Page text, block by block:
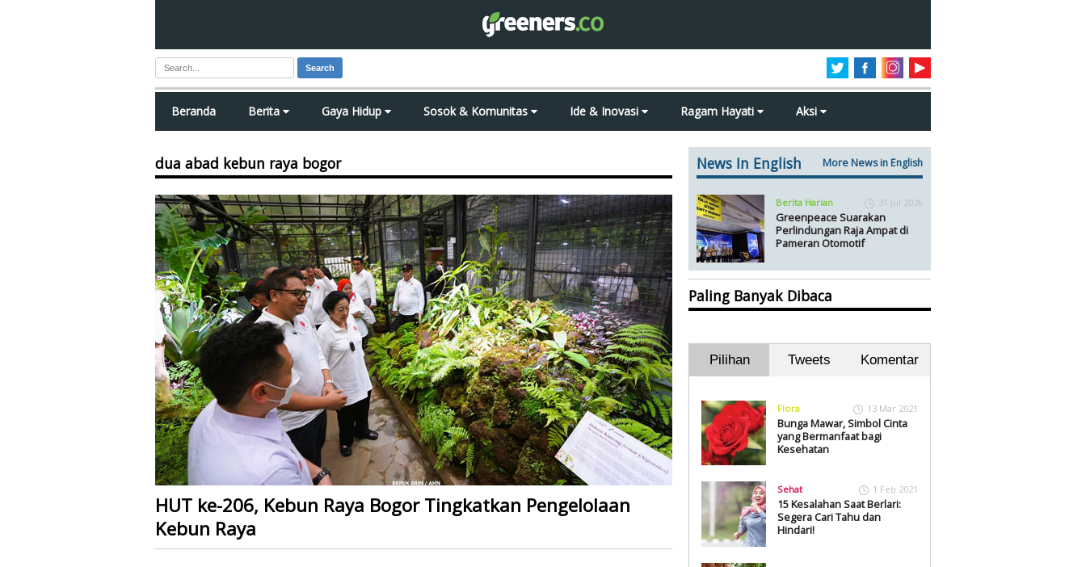
Search
Beranda Berita Gaya Hidup Sosok & Komunitas Ide & Inovasi Ragam Hayati Aksi
dua abad kebun raya bogor
HUT ke-206, Kebun Raya Bogor Tingkatkan Pengelolaan
Kebun Raya
News In English More News in English
Berita Harian 31 Jul 2026
Greenpeace Suarakan
Perlindungan Raja Ampat di
Pameran Otomotif
Paling Banyak Dibaca
Pilihan Tweets Komentar
Flora 13 Mar 2021
Bunga Mawar, Simbol Cinta
yang Bermanfaat bagi
Kesehatan
Sehat 1 Feb 2021
15 Kesalahan Saat Berlari:
Segera Cari Tahu dan
Hindari!